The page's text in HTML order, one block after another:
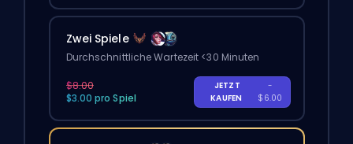
Zwei Spiele
Durchschnittliche Wartezeit <30 Minuten
$8.00
$3.00 pro Spiel
JETZT
KAUFEN
-
$6.00